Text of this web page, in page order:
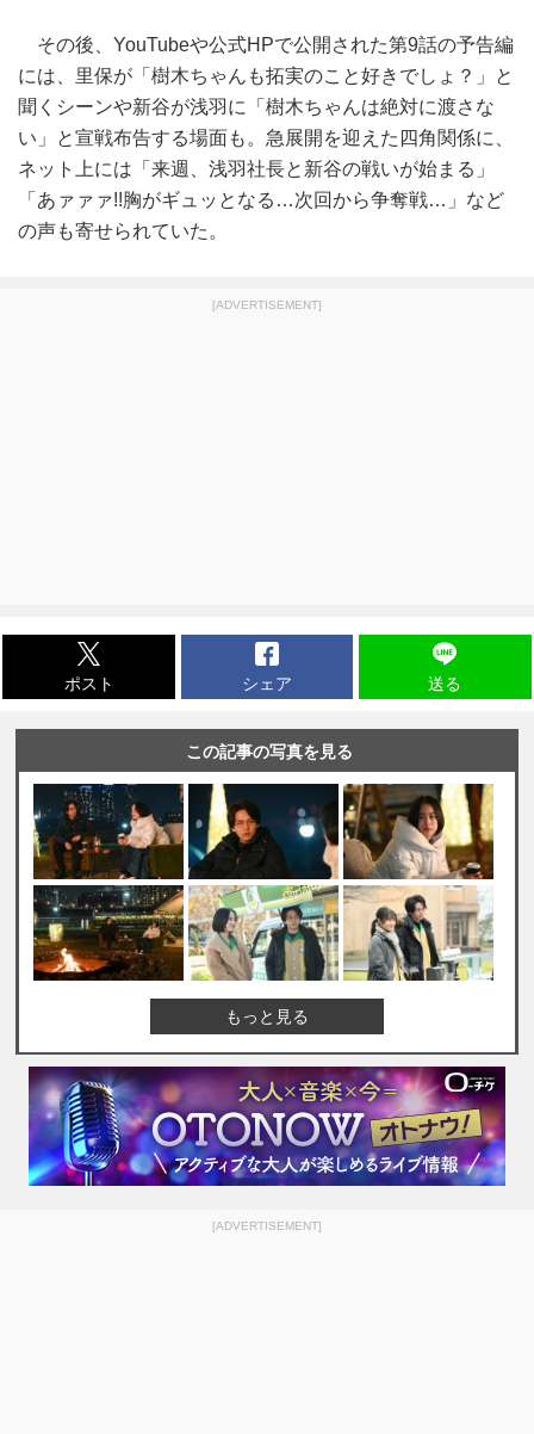
その後、YouTubeや公式HPで公開された第9話の予告編
には、里保が「樹木ちゃんも拓実のこと好きでしょ？」と
聞くシーンや新谷が浅羽に「樹木ちゃんは絶対に渡さな
い」と宣戦布告する場面も。急展開を迎えた四角関係に、
ネット上には「来週、浅羽社長と新谷の戦いが始まる」
「あァァァ!!胸がギュッとなる…次回から争奪戦…」など
の声も寄せられていた。
[ADVERTISEMENT]
ポスト シェア 送る
この記事の写真を見る
もっと見る
[ADVERTISEMENT]